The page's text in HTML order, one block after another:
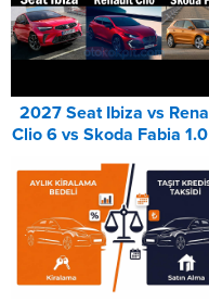
2027 Seat Ibiza vs
Clio 6 vs Skoda Fabia